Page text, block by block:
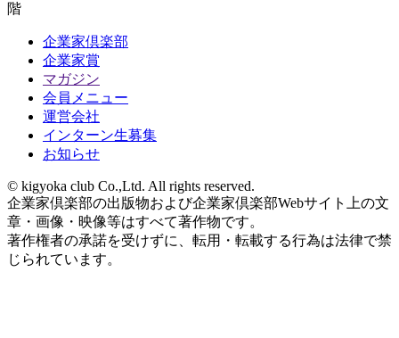
階
企業家倶楽部
企業家賞
マガジン
会員メニュー
運営会社
インターン生募集
お知らせ
© kigyoka club Co.,Ltd. All rights reserved.
企業家倶楽部の出版物および企業家倶楽部Webサイト上の文
章・画像・映像等はすべて著作物です。
著作権者の承諾を受けずに、転用・転載する行為は法律で禁
じられています。